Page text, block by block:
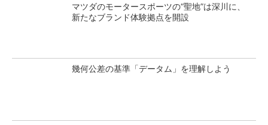
マツダのモータースポーツの“聖地”は深川に、
新たなブランド体験拠点を開設
幾何公差の基準「データム」を理解しよう